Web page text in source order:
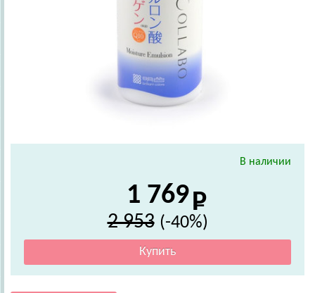
В наличии
1 769
2 953 (-40%)